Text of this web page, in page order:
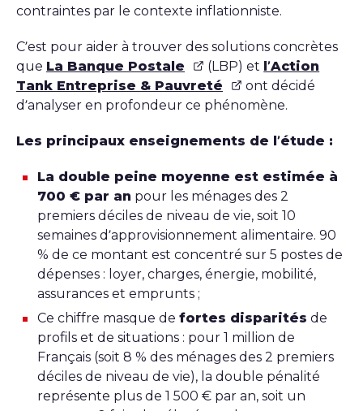
contraintes par le contexte inflationniste.
C’est pour aider à trouver des solutions concrètes
que La Banque Postale (LBP) et l’Action
Tank Entreprise & Pauvreté
ont décidé
d’analyser en profondeur ce phénomène.
Les principaux enseignements de l’étude :
La double peine moyenne est estimée à
700 € par an pour les ménages des 2
premiers déciles de niveau de vie, soit 10
semaines d’approvisionnement alimentaire. 90
% de ce montant est concentré sur 5 postes de
dépenses : loyer, charges, énergie, mobilité,
assurances et emprunts ;
Ce chiffre masque de fortes disparités de
profils et de situations : pour 1 million de
Français (soit 8 % des ménages des 2 premiers
déciles de niveau de vie), la double pénalité
représente plus de 1 500 € par an, soit un